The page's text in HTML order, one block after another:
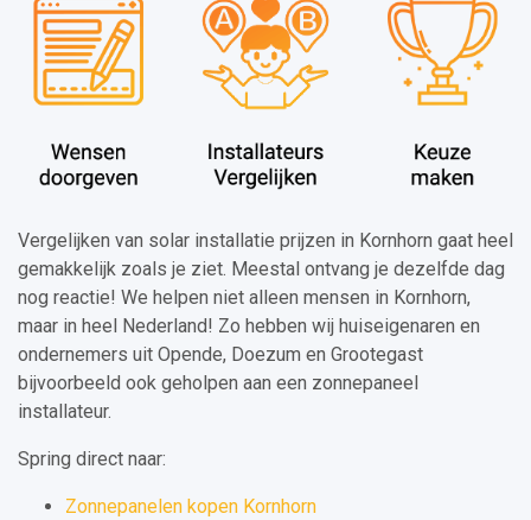
Vergelijken van solar installatie prijzen in Kornhorn gaat heel
gemakkelijk zoals je ziet. Meestal ontvang je dezelfde dag
nog reactie! We helpen niet alleen mensen in Kornhorn,
maar in heel Nederland! Zo hebben wij huiseigenaren en
ondernemers uit Opende, Doezum en Grootegast
bijvoorbeeld ook geholpen aan een zonnepaneel
installateur.
Spring direct naar:
Zonnepanelen kopen Kornhorn